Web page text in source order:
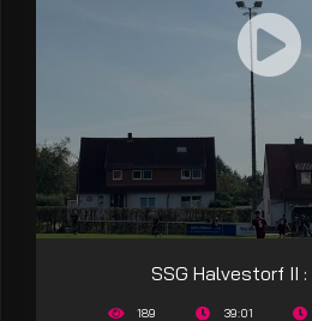
SSG Halvestorf II :
189 39:01